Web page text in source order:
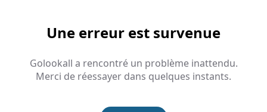
Une erreur est survenue
Golookall a rencontré un problème inattendu.
Merci de réessayer dans quelques instants.